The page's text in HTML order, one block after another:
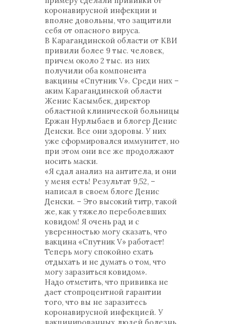
коронавирусной инфекции и
вполне довольны, что защитили
себя от опасного вируса.
В Карагандинской области от КВИ
привили более 9 тыс. человек,
причем около 2 тыс. из них
получили оба компонента
вакцины «Спутник V». Среди них –
аким Карагандинской области
Женис Касымбек, директор
областной клинической больницы
Ержан Нурлыбаев и блогер Денис
Денски. Все они здоровы. У них
уже сформировался иммунитет, но
при этом они все же продолжают
носить маски.
«Я сдал анализ на антитела, и они
у меня есть! Результат 9,52, –
написал в своем блоге Денис
Денски. – Это высокий титр, такой
же, как у тяжело переболевших
ковидом! Я очень рад и с
уверенностью могу сказать, что
вакцина «Спутник V» работает!
Теперь могу спокойно ехать
отдыхать и не думать о том, что
могу заразиться ковидом».
Надо отметить, что прививка не
дает стопроцентной гарантии
того, что вы не заразитесь
коронавирусной инфекцией. У